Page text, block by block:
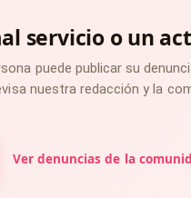
servicio o un
puede publicar su
nuestra redacción y la
Ver denuncias de la